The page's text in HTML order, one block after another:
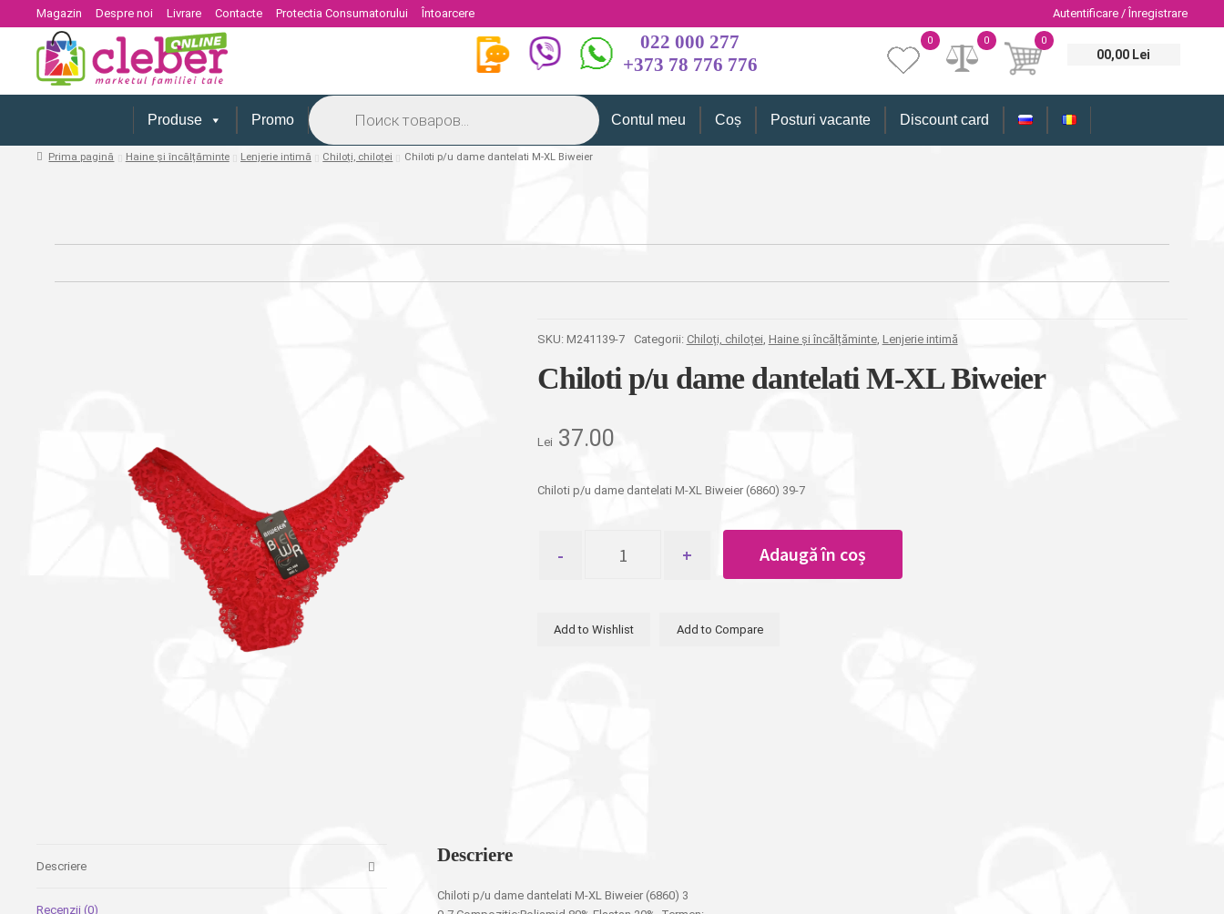
Magazin Despre noi Livrare Contacte Protectia Consumatorului Întoarcere Autentificare / Înregistrare
022 000 277
+373 78 776 776
0
00,00 Lei
0
0
Produse Promo
Products
search
Contul meu Coș Posturi vacante Discount card
Prima pagină Haine și încălțăminte Lenjerie intimă Chiloți, chiloței Chiloti p/u dame dantelati M-XL Biweier
SKU: M241139-7 Categorii: Chiloți, chiloței, Haine și încălțăminte, Lenjerie intimă
Chiloti p/u dame dantelati M-XL Biweier
Lei 37.00
Chiloti p/u dame dantelati M-XL Biweier (6860) 39-7
Chiloti
Adaugă în coș
Add to Wishlist Add to Compare
Descriere
Recenzii (0)
Descriere
Chiloti p/u dame dantelati M-XL Biweier (6860) 3